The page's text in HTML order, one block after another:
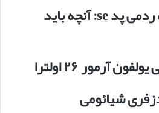
نقد و بررسی تبلت ردمی پد se: آنچه باید
آرمور ۲۶ اولترا
شیائومی